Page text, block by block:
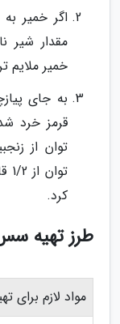
اگر خمیر
مقدار شیر
خمیر ملایم
قرمز خرد
توان از
کرد.
طرز تهیه
مواد لازم